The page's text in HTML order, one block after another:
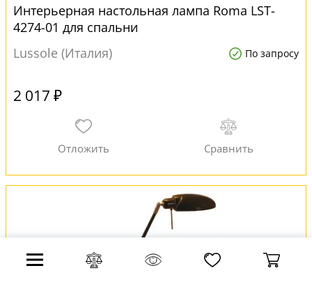
Интерьерная настольная лампа Roma LST-
4274-01 для спальни
Lussole (Италия)
По запросу
2 017 ₽